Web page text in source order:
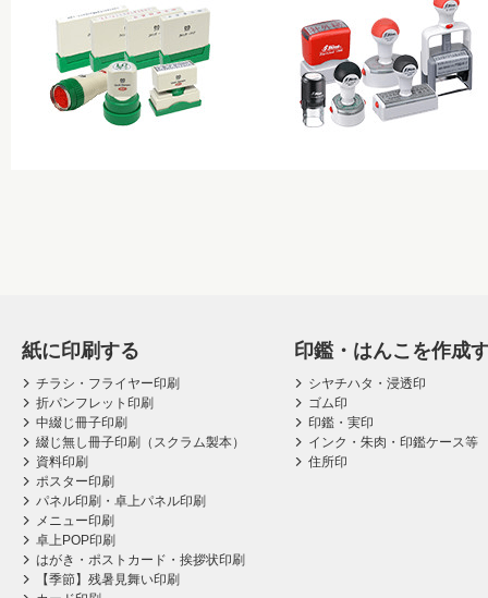
紙に印刷する
チラシ・フライヤー印刷
折パンフレット印刷
中綴じ冊子印刷
綴じ無し冊子印刷（スクラム製本）
資料印刷
ポスター印刷
パネル印刷・卓上パネル印刷
メニュー印刷
卓上POP印刷
はがき・ポストカード・挨拶状印刷
【季節】残暑見舞い印刷
印鑑・はんこを作成
シヤチハタ・浸透印
ゴム印
印鑑・実印
インク・朱肉・印鑑ケース等
住所印